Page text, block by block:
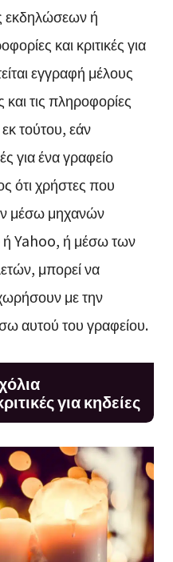
εκδηλώσεων ή
και κριτικές για
εγγραφή μέλους
και τις πληροφορίες
τούτου, εάν
για ένα γραφείο
ότι χρήστες που
μέσω μηχανών
Yahoo, ή μέσω των
μπορεί να
με την
αυτού του γραφείου.
για κηδείες